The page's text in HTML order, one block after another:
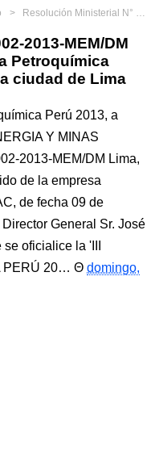
Resolución Ministerial N° 002-2013-MEM/DM Oficializan la III Conferencia Petroquímica Perú 2013, a realizarse en la ciudad de Lima
2013-MEM/DM
Petroquímica
ciudad de Lima
Perú 2013, a
Y MINAS
2013-MEM/DM Lima,
de la empresa
de fecha 09 de
General Sr. José
oficialice la 'III
PERÚ 20…
domingo,